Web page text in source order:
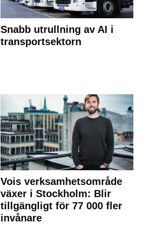
Snabb utrullning av AI i
transportsektorn
Vois verksamhetsområde
växer i Stockholm: Blir
tillgängligt för 77 000 fler
invånare